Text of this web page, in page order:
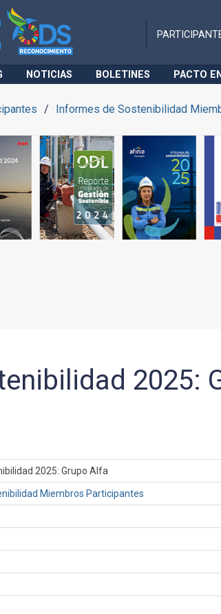
NOTICIAS BOLETINES PACTO
Informes de Sostenibilidad
2025:
2025: Grupo Alfa
Miembros Participantes